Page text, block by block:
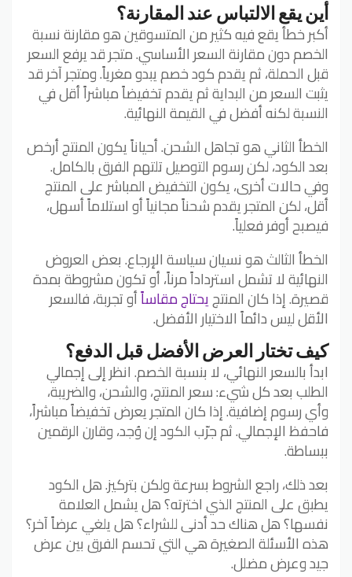
أين يقع الالتباس عند المقارنة؟
أكبر خطأ يقع فيه كثير من المتسوقين هو مقارنة نسبة
الخصم دون مقارنة السعر الأساسي. متجر قد يرفع السعر
قبل الحملة، ثم يقدم كود خصم يبدو مغرياً. ومتجر آخر قد
يثبت السعر من البداية ثم يقدم تخفيضاً مباشراً أقل في
النسبة لكنه أفضل في القيمة النهائية.
الخطأ الثاني هو تجاهل الشحن. أحياناً يكون المنتج أرخص
بعد الكود، لكن رسوم التوصيل تلتهم الفرق بالكامل.
وفي حالات أخرى، يكون التخفيض المباشر على المنتج
أقل، لكن المتجر يقدم شحناً مجانياً أو استلاماً أسهل،
فيصبح أوفر فعلياً.
الخطأ الثالث هو نسيان سياسة الإرجاع. بعض العروض
النهائية لا تشمل استرداداً مرناً، أو تكون مشروطة بمدة
قصيرة. إذا كان المنتجيحتاج مقاساًأو تجربة، فالسعر
الأقل ليس دائماً الاختيار الأفضل.
كيف تختار العرض الأفضل قبل الدفع؟
ابدأ بالسعر النهائي، لا بنسبة الخصم. انظر إلى إجمالي
الطلب بعد كل شيء: سعر المنتج، والشحن، والضريبة،
وأي رسوم إضافية. إذا كان المتجر يعرض تخفيضاً مباشراً،
فاحفظ الإجمالي. ثم جرّب الكود إن وُجد، وقارن الرقمين
ببساطة.
بعد ذلك، راجع الشروط بسرعة ولكن بتركيز. هل الكود
يطبق على المنتج الذي اخترته؟ هل يشمل العلامة
نفسها؟ هل هناك حد أدنى للشراء؟ هل يلغي عرضاً آخر؟
هذه الأسئلة الصغيرة هي التي تحسم الفرق بين عرض
جيد وعرض مضلل.